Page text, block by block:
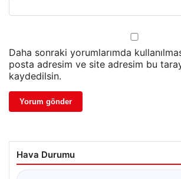
Daha sonraki yorumlarımda
posta adresim ve site adresim bu
kaydedilsin.
Hava Durumu